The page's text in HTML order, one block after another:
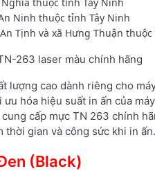
Ninh thuộc tỉnh Tây Ninh
Tịnh và xã Hưng Thuận
263 laser màu chính hãng
lượng cao dành riêng cho
hóa hiệu suất in ấn của
cấp mực TN 263 chính
thời gian và công sức khi in ấn.
(Black)